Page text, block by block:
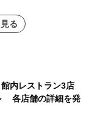
る
内レストラン3店
各店舗の詳細を発